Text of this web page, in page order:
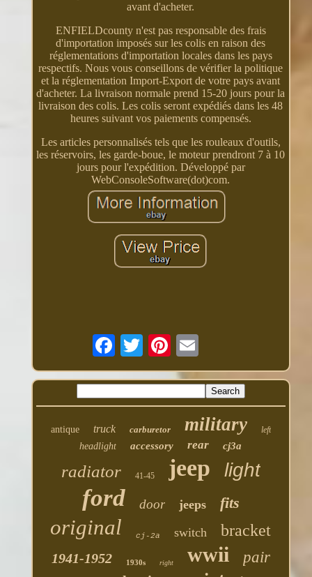
avant d'acheter.
ENFIELDcounty n'est pas responsable des frais
d'importation imposés sur les colis en raison des
réglementations d'importation locales dans les pays
respectifs. Nous vous conseillons de vérifier la politique
et la réglementation Import-Export de votre pays avant
d'acheter. La livraison normale prend 15-20 jours pour la
livraison des colis. Les colis seront expédiés dans les 48
heures suivant vos paiements compensés.
Les articles personnalisés tels que les rouleaux d'outils,
les réservoirs, les garde-boue, le moteur prendront 7 à 10
jours pour l'expédition. Développé par
WebConsoleSoftware(dot)com.
antique truck carburetor military left
headlight accessory rear cj3a
radiator 41-45 jeep light
ford door jeeps fits
original cj-2a switch bracket
1941-1952 1930s right wwii pair